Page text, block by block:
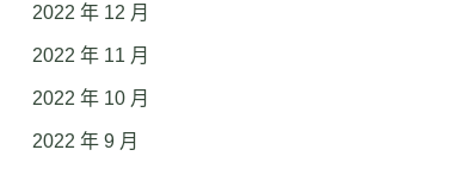
2022 年 12 月
2022 年 11 月
2022 年 10 月
2022 年 9 月